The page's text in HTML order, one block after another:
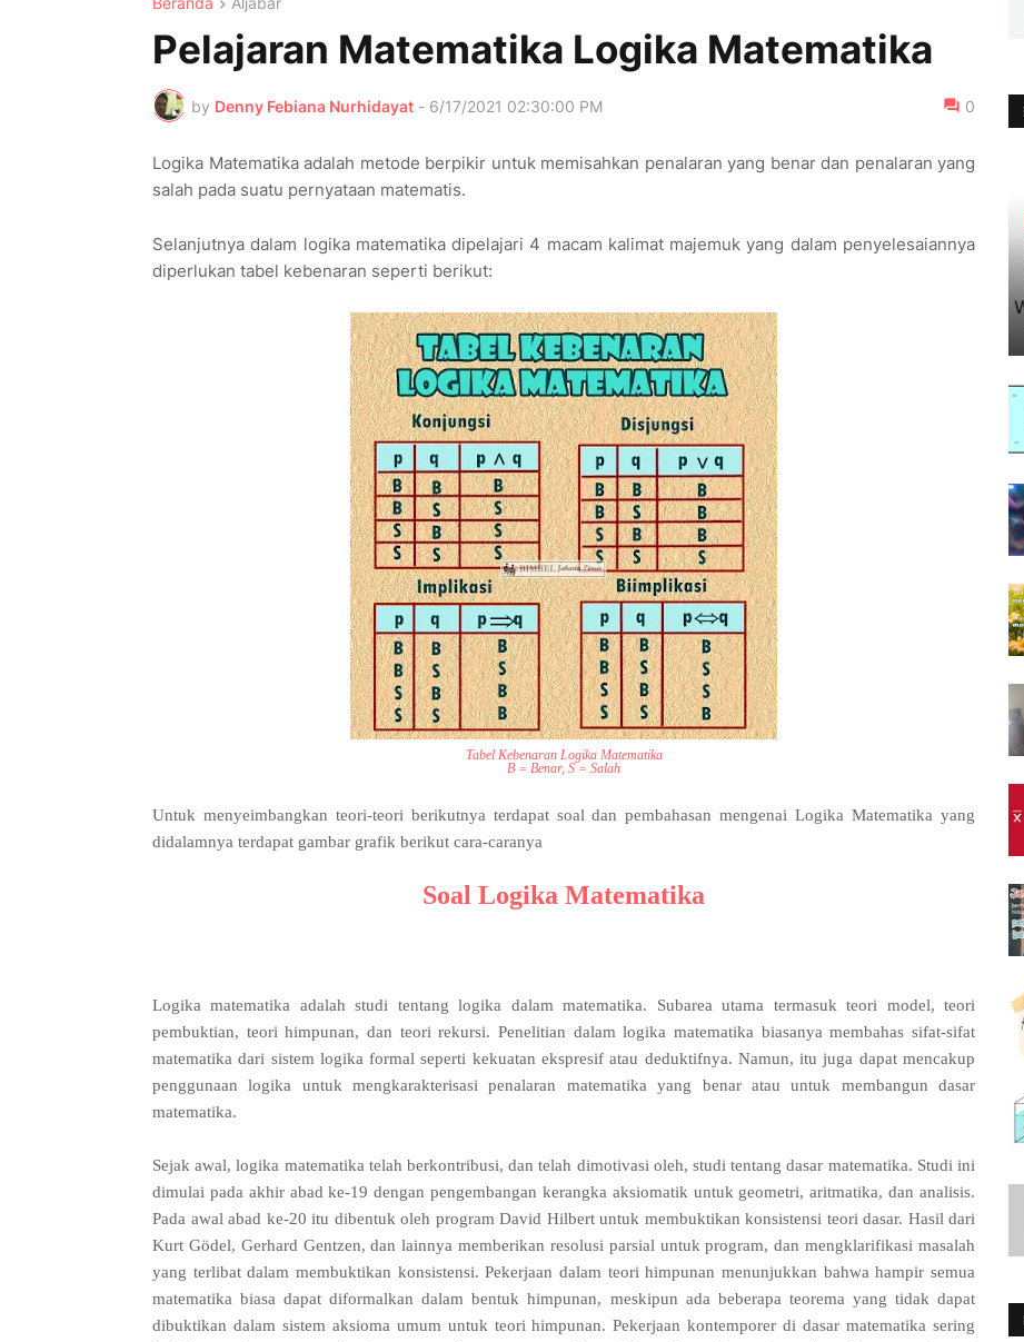
Pelajaran Matematika Logika Matematika
by Denny Febiana Nurhidayat - 6/17/2021 02:30:00 PM 0
Logika Matematika adalah metode berpikir untuk memisahkan penalaran yang benar dan penalaran yang
salah pada suatu pernyataan matematis.
Selanjutnya dalam logika matematika dipelajari 4 macam kalimat majemuk yang dalam penyelesaiannya
diperlukan tabel kebenaran seperti berikut:
Tabel Kebenaran Logika Matematika
B = Benar, S = Salah
Untuk menyeimbangkan teori-teori berikutnya terdapat soal dan pembahasan mengenai Logika Matematika yang
didalamnya terdapat gambar grafik berikut cara-caranya
Soal Logika Matematika
Logika matematika adalah studi tentang logika dalam matematika. Subarea utama termasuk teori model, teori
pembuktian, teori himpunan, dan teori rekursi. Penelitian dalam logika matematika biasanya membahas sifat-sifat
matematika dari sistem logika formal seperti kekuatan ekspresif atau deduktifnya. Namun, itu juga dapat mencakup
penggunaan logika untuk mengkarakterisasi penalaran matematika yang benar atau untuk membangun dasar
matematika.
Sejak awal, logika matematika telah berkontribusi, dan telah dimotivasi oleh, studi tentang dasar matematika. Studi ini
dimulai pada akhir abad ke-19 dengan pengembangan kerangka aksiomatik untuk geometri, aritmatika, dan analisis.
Pada awal abad ke-20 itu dibentuk oleh program David Hilbert untuk membuktikan konsistensi teori dasar. Hasil dari
Kurt Gödel, Gerhard Gentzen, dan lainnya memberikan resolusi parsial untuk program, dan mengklarifikasi masalah
yang terlibat dalam membuktikan konsistensi. Pekerjaan dalam teori himpunan menunjukkan bahwa hampir semua
matematika biasa dapat diformalkan dalam bentuk himpunan, meskipun ada beberapa teorema yang tidak dapat
dibuktikan dalam sistem aksioma umum untuk teori himpunan. Pekerjaan kontemporer di dasar matematika sering